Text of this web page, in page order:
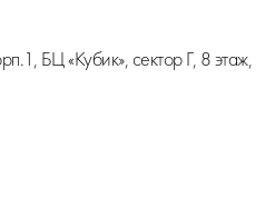
БЦ «Кубик», сектор Г, 8 этаж,